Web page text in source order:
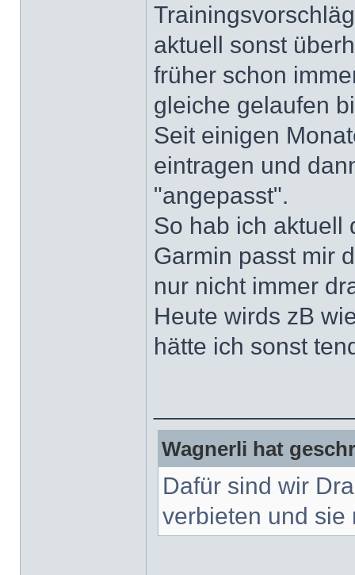
aktuell sonst
früher schon
gleiche gelaufen
Seit einigen
eintragen und
"angepasst".
So hab ich aktuell
Garmin passt mir
nur nicht immer
Heute wirds zB
hätte ich sonst
Wagnerli hat
Dafür sind wir
verbieten und sie